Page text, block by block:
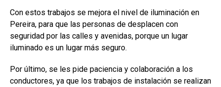
Con estos trabajos se mejora el nivel de iluminación en
Pereira, para que las personas de desplacen con
seguridad por las calles y avenidas, porque un lugar
iluminado es un lugar más seguro.
Por último, se les pide paciencia y colaboración a los
conductores, ya que los trabajos de instalación se realizan